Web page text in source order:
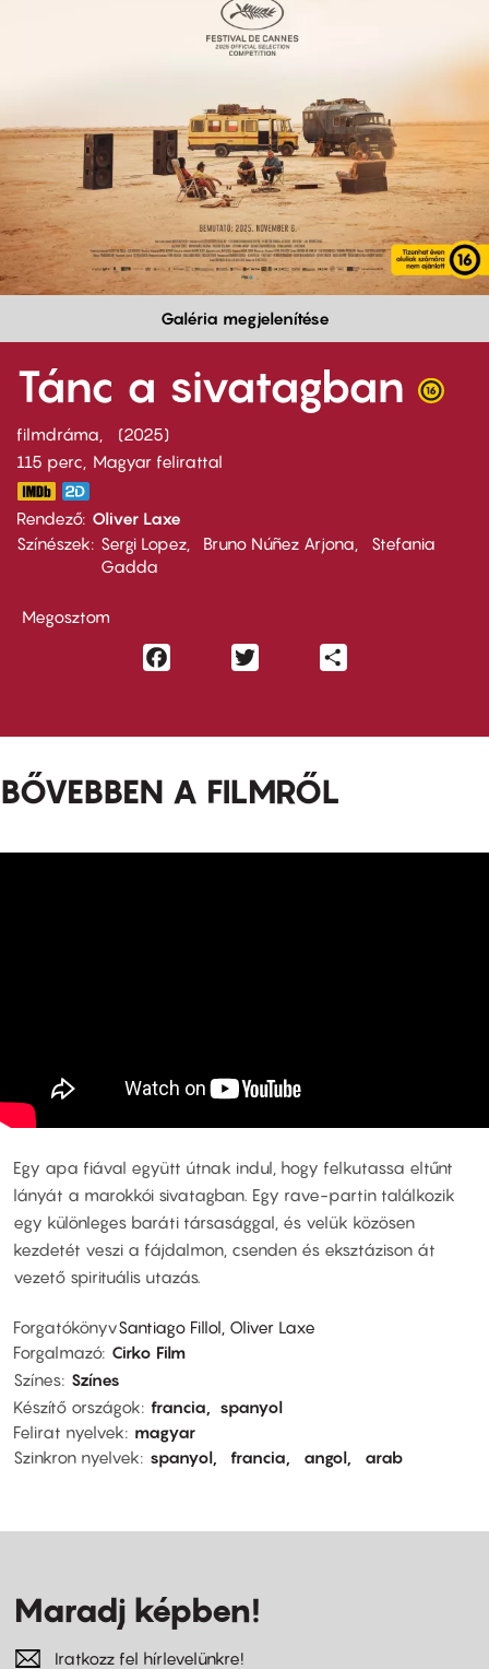
Galéria megjelenítése
Tánc a sivatagban
filmdráma
2025
115 perc,
Magyar felirattal
Rendező Oliver Laxe
Színészek
Sergi Lopez Bruno Núñez Arjona
Stefania
Gadda
Megosztom
Facebook
BŐVEBBEN A FILMRŐL
Egy apa fiával együtt útnak indul, hogy felkutassa eltűnt
lányát a marokkói sivatagban. Egy rave-partin találkozik
egy különleges baráti társasággal, és velük közösen
kezdetét veszi a fájdalmon, csenden és eksztázison át
vezető spirituális utazás.
ForgatókönyvSantiago Fillol, Oliver Laxe
Forgalmazó Cirko Film
Színes Színes
Készítő országok francia
spanyol
Felirat nyelvek
magyar
Szinkron nyelvek
spanyol francia angol arab
Maradj képben!
Iratkozz fel hírlevelünkre!